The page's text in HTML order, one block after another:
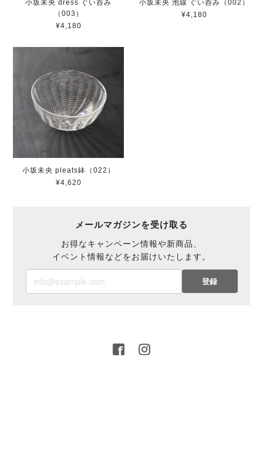
小坂未央 dress ぐい呑み
（003）
¥4,180
小坂未央 泡線 ぐい呑み（002）
¥4,180
小坂未央 pleats鉢（022）
¥4,620
メールマガジンを受け取る
お得なキャンペーン情報や新商品、
イベント情報などをお届けいたします。
登録